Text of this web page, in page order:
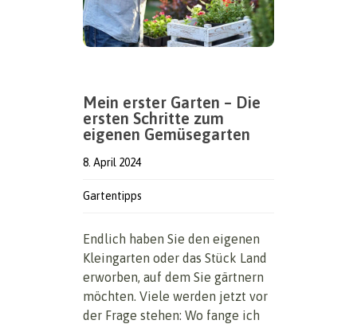
Mein erster Garten – Die
ersten Schritte zum
eigenen Gemüsegarten
8. April 2024
Gartentipps
Endlich haben Sie den eigenen
Kleingarten oder das Stück Land
erworben, auf dem Sie gärtnern
möchten. Viele werden jetzt vor
der Frage stehen: Wo fange ich